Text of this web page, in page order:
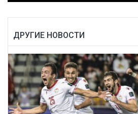
ДРУГИЕ НОВОСТИ